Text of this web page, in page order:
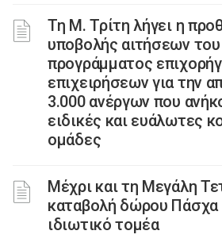
Τη Μ. Τρίτη λήγει η
υποβολής αιτήσεων του
προγράμματος
επιχειρήσεων για την
3.000 ανέργων που
ειδικές και ευάλωτες
ομάδες
Μέχρι και τη Μεγάλη
καταβολή δώρου Πάσχα
ιδιωτικό τομέα